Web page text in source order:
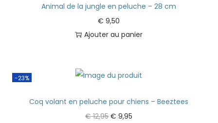
Animal de la jungle en peluche – 28 cm
€ 9,50
Ajouter au panier
-23%
Coq volant en peluche pour chiens – Beeztees
€12,95 € 9,95